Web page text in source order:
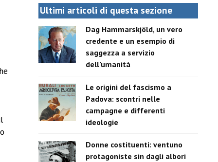
Ultimi articoli di questa sezione
Dag Hammarskjöld, un vero
credente e un esempio di
saggezza a servizio
dell’umanità
Le origini del fascismo a
Padova: scontri nelle
campagne e differenti
ideologie
Donne costituenti: ventuno
protagoniste sin dagli albori